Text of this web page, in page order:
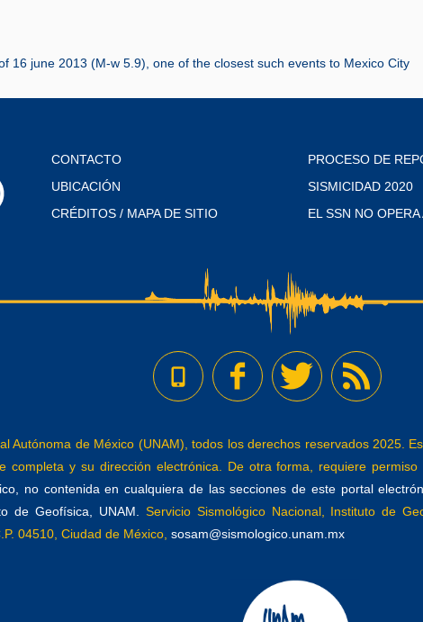
16 june 2013 (M-w 5.9), one of the closest such events to Mexico City
CONTACTO
UBICACIÓN
CRÉDITOS / MAPA DE SITIO
PROCESO DE
SISMICIDAD 2020
EL SSN NO
Autónoma de México (UNAM), todos los derechos reservados 2025.
completa y su dirección electrónica. De otra forma, requiere
no contenida en cualquiera de las secciones de este portal
de Geofísica, UNAM.
Servicio Sismológico Nacional, Instituto de
04510, Ciudad de México, sosam@sismologico.unam.mx